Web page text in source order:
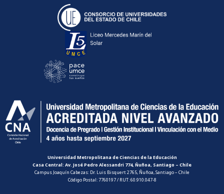
Universidad Metropolitana de Ciencias de la Educación
Casa Central: Av. José Pedro Alessandri 774, Ñuñoa, Santiago – Chile
Campus Joaquín Cabezas: Dr. Luis Bisquert 2765, Ñuñoa, Santiago – Chile
Código Postal: 7760197 / RUT: 60.910.047-8